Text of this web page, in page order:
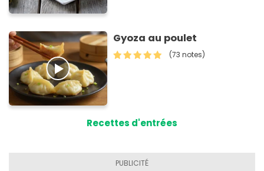
Gyoza au poulet
(73 notes)
Recettes d'entrées